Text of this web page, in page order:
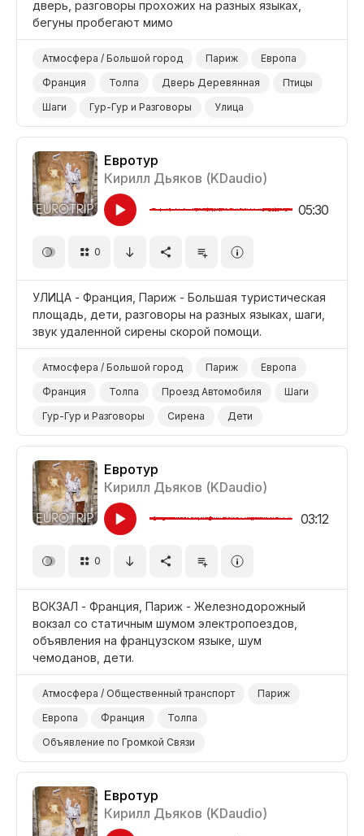
дверь, разговоры прохожих на разных языках,
бегуны пробегают мимо
Атмосфера / Большой город Париж
Европа
Франция
Толпа Дверь Деревянная
Птицы
Шаги
Гур-Гур и Разговоры Улица
Евротур
Кирилл Дьяков (KDaudio)
05:30
0
УЛИЦА - Франция, Париж - Большая туристическая
площадь, дети, разговоры на разных языках, шаги,
звук удаленной сирены скорой помощи.
Атмосфера / Большой город Париж
Европа
Франция
Толпа Проезд Автомобиля
Шаги
Гур-Гур и Разговоры
Сирена
Дети
Евротур
Кирилл Дьяков (KDaudio)
03:12
0
ВОКЗАЛ - Франция, Париж - Железнодорожный
вокзал со статичным шумом электропоездов,
объявления на французском языке, шум
чемоданов, дети.
Атмосфера / Общественный транспорт
Париж
Европа
Франция
Толпа
Объявление по Громкой Связи
Железнодорожная Станция
Евротур
Кирилл Дьяков (KDaudio)